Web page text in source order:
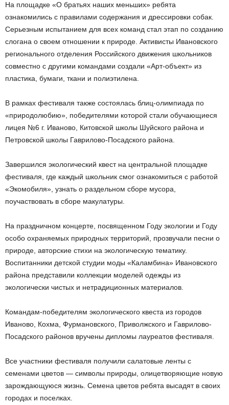
На площадке «О братьях наших меньших» ребята
ознакомились с правилами содержания и дрессировки собак.
Серьезным испытанием для всех команд стал этап по созданию
слогана о своем отношении к природе. Активисты Ивановского
регионального отделения Российского движения школьников
совместно с другими командами создали «Арт-объект» из
пластика, бумаги, ткани и полиэтилена.
В рамках фестиваля также состоялась блиц-олимпиада по
«природолюбию», победителями которой стали обучающиеся
лицея №6 г. Иваново, Китовской школы Шуйского района и
Петровской школы Гаврилово-Посадского района.
Завершился экологический квест на центральной площадке
фестиваля, где каждый школьник смог ознакомиться с работой
«Экомобиля», узнать о раздельном сборе мусора,
поучаствовать в сборе макулатуры.
На праздничном концерте, посвященном Году экологии и Году
особо охраняемых природных территорий, прозвучали песни о
природе, авторские стихи на экологическую тематику.
Воспитанники детской студии моды «Каламбина» Ивановского
района представили коллекции моделей одежды из
экологически чистых и нетрадиционных материалов.
Командам-победителям экологического квеста из городов
Иваново, Кохма, Фурмановского, Приволжского и Гаврилово-
Посадского районов вручены дипломы лауреатов фестиваля.
Все участники фестиваля получили салатовые ленты с
семенами цветов — символы природы, олицетворяющие новую
зарождающуюся жизнь. Семена цветов ребята высадят в своих
городах и поселках.